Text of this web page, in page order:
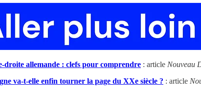
droite allemande : clefs pour comprendre : article Nouveau
va-t-elle enfin tourner la page du XXe siècle ? : article